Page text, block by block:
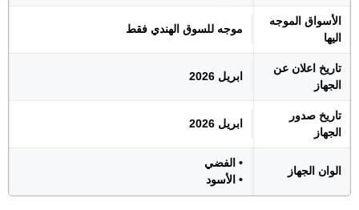
الأسواق الموجه
اليها
موجه للسوق الهندي فقط
تاريخ اعلان عن
الجهاز
ابريل 2026
تاريخ صدور
الجهاز
ابريل 2026
الوان الجهاز
• الفضي
• الأسود